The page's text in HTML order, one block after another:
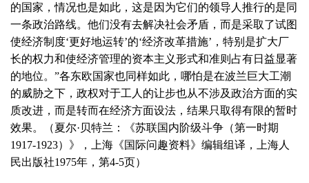
的国家，情况也是如此，这是因为它们的领导人推行的是同
一条政治路线。他们没有去解决社会矛盾，而是采取了试图
使经济制度‘更好地运转’的‘经济改革措施’，特别是扩大厂
长的权力和使经济管理的资本主义形式和准则占有日益显著
的地位。”各东欧国家也同样如此，哪怕是在波兰巨大工潮
的威胁之下，政权对于工人的让步也从不涉及政治方面的实
质改进，而是转而在经济方面设法，结果只取得有限的暂时
效果。（夏尔·贝特兰：《苏联国内阶级斗争（第一时期
1917-1923）》，上海《国际问趣资料》编辑组译，上海人
民出版社1975年，第4-5页）